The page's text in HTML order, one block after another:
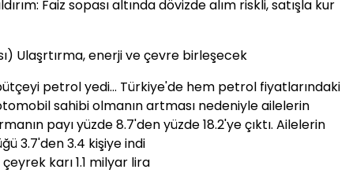
Faiz sopası altında dövizde alım riskli, satışla kur
Ulaşrtırma, enerji ve çevre birleşecek
petrol yedi... Türkiye'de hem petrol fiyatlarındaki
sahibi olmanın artması nedeniyle ailelerin
payı yüzde 8.7'den yüzde 18.2'ye çıktı. Ailelerin
3.7'den 3.4 kişiye indi
karı 1.1 milyar lira